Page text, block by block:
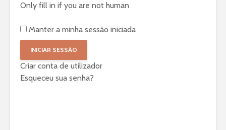
Only fill in if you are not human
Manter a minha sessão iniciada
Criar conta de utilizador
Esqueceu sua senha?